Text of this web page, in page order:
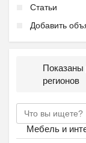
Статьи
Добавить
Показаны
регионов
Мебель и